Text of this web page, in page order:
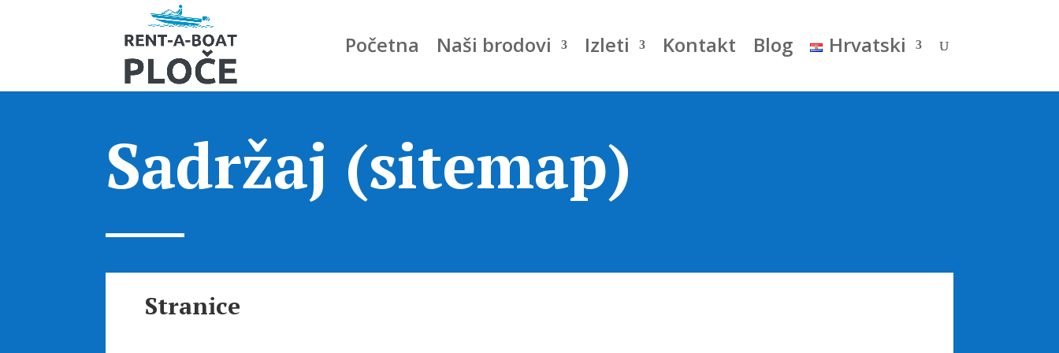
Početna Naši brodovi Izleti Kontakt Blog Hrvatski
Sadržaj (sitemap)
Stranice